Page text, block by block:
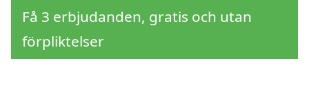
Få 3 erbjudanden, gratis och utan
förpliktelser